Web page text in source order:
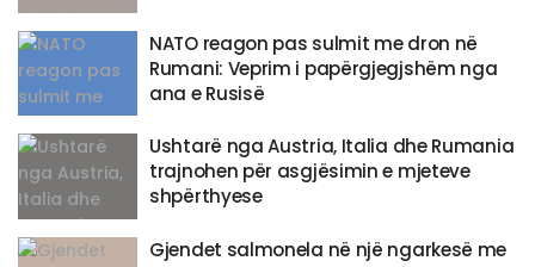
NATO reagon pas sulmit me dron në
Rumani: Veprim i papërgjegjshëm nga
ana e Rusisë
Ushtarë nga Austria, Italia dhe Rumania
trajnohen për asgjësimin e mjeteve
shpërthyese
Gjendet salmonela në një ngarkesë me